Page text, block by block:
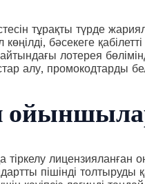
тұрақты түрде
бәсекеге
лотерея
алу, промокодтарды
лицензияланған
пішінді